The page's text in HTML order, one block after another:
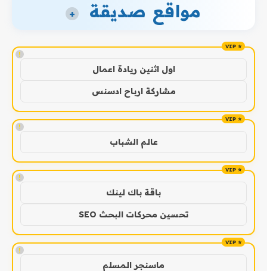
مواقع صديقة +
!
اول اثنين ريادة اعمال
مشاركة ارباح ادسنس
!
عالم الشباب
!
باقة باك لينك
تحسين محركات البحث SEO
!
ماسنجر المسلم